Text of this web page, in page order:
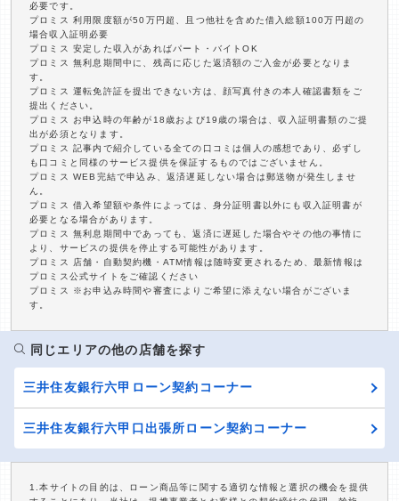
必要です。
プロミス 利用限度額が50万円超、且つ他社を含めた借入総額100万円超の
場合収入証明必要
プロミス 安定した収入があればパート・バイトOK
プロミス 無利息期間中に、残高に応じた返済額のご入金が必要となりま
す。
プロミス 運転免許証を提出できない方は、顔写真付きの本人確認書類をご
提出ください。
プロミス お申込時の年齢が18歳および19歳の場合は、収入証明書類のご提
出が必須となります。
プロミス 記事内で紹介している全ての口コミは個人の感想であり、必ずし
も口コミと同様のサービス提供を保証するものではございません。
プロミス WEB完結で申込み、返済遅延しない場合は郵送物が発生しませ
ん。
プロミス 借入希望額や条件によっては、身分証明書以外にも収入証明書が
必要となる場合があります。
プロミス 無利息期間中であっても、返済に遅延した場合やその他の事情に
より、サービスの提供を停止する可能性があります。
プロミス 店舗・自動契約機・ATM情報は随時変更されるため、最新情報は
プロミス公式サイトをご確認ください
プロミス ※お申込み時間や審査によりご希望に添えない場合がございま
す。
同じエリアの他の店舗を探す
三井住友銀行六甲ローン契約コーナー
三井住友銀行六甲口出張所ローン契約コーナー
1.本サイトの目的は、ローン商品等に関する適切な情報と選択の機会を提供